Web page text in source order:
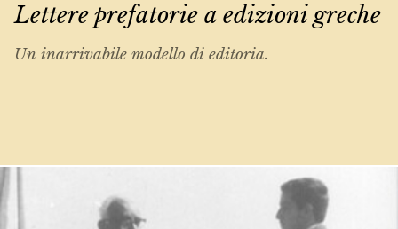
Lettere prefatorie a edizioni greche
Un inarrivabile modello di editoria.